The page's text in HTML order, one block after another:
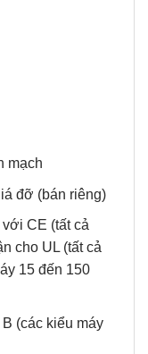
mạch
đỡ (bán riêng)
CE (tất cả
cho UL (tất cả
15 đến 150
(các kiểu máy